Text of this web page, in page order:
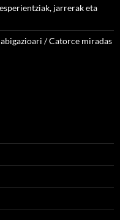
jarrerak eta
/ Catorce miradas